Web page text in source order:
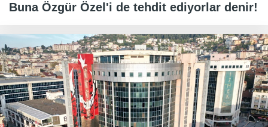
Buna Özgür Özel'i de tehdit ediyorlar denir!